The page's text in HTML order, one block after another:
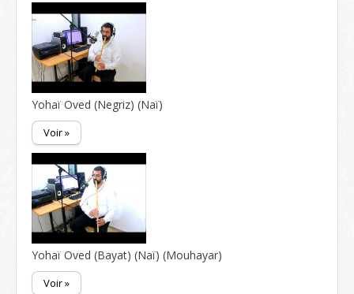
Yohaï Oved (Negriz) (Naï)
Voir »
Yohaï Oved (Bayat) (Naï) (Mouhayar)
Voir »